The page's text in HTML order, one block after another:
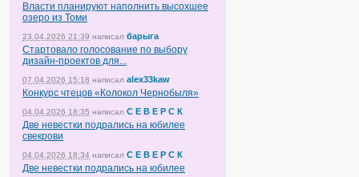
Власти планируют наполнить высохшее
озеро из Томи
23.04.2026 21:39 написал барыга
Стартовало голосование по выбору
дизайн-проектов для...
07.04.2026 15:18 написал alex33kaw
Конкурс чтецов «Колокол Чернобыля»
04.04.2026 18:35 написал С Е В Е Р С К
Две невестки подрались на юбилее
свекрови
04.04.2026 18:34 написал С Е В Е Р С К
Две невестки подрались на юбилее